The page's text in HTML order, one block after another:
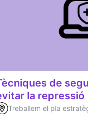
de
la repressió
Treballem el pla